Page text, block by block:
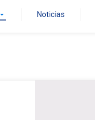
arrow_drop_down Noticias